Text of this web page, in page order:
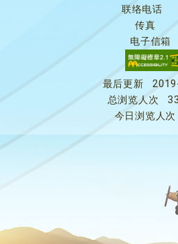
联络电话
传真
电子信箱
最后更新
总浏览人次
今日浏览人次